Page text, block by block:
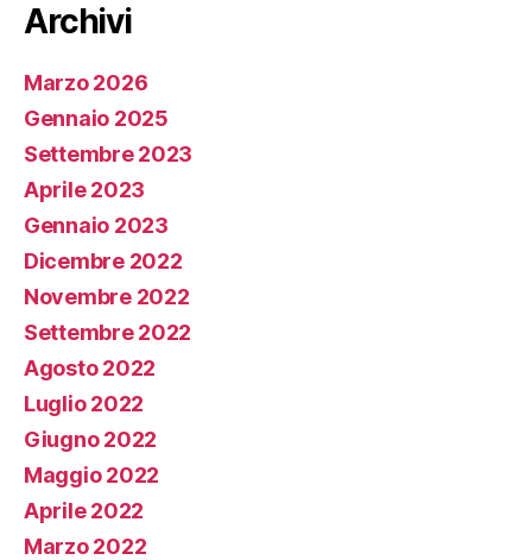
Archivi
Marzo 2026
Gennaio 2025
Settembre 2023
Aprile 2023
Gennaio 2023
Dicembre 2022
Novembre 2022
Settembre 2022
Agosto 2022
Luglio 2022
Giugno 2022
Maggio 2022
Aprile 2022
Marzo 2022